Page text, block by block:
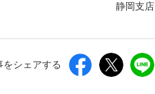
静岡支店
をシェアする